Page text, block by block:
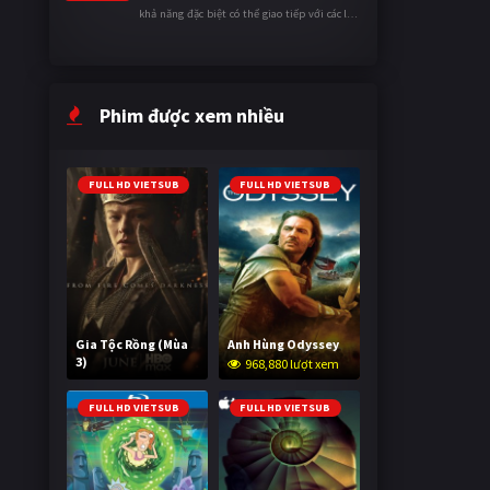
khả năng đặc biệt có thể giao tiếp với các loài
Phim được xem nhiều
FULL HD VIETSUB
Gia Tộc Rồng (Mùa
3)
2,034,203 lượt xem
FULL HD VIETSUB
Anh Hùng Odyssey
968,880 lượt xem
FULL HD VIETSUB FULL HD VIETSUB